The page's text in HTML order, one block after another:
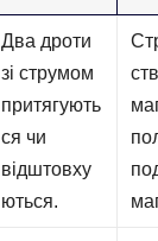
Два дроти
зі струмом
притягують
ся чи
відштовху
ються.